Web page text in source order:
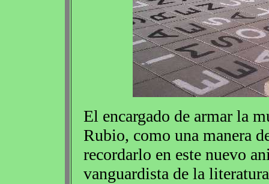
El encargado de armar la
Rubio, como una manera
recordarlo en este nuevo
vanguardista de la